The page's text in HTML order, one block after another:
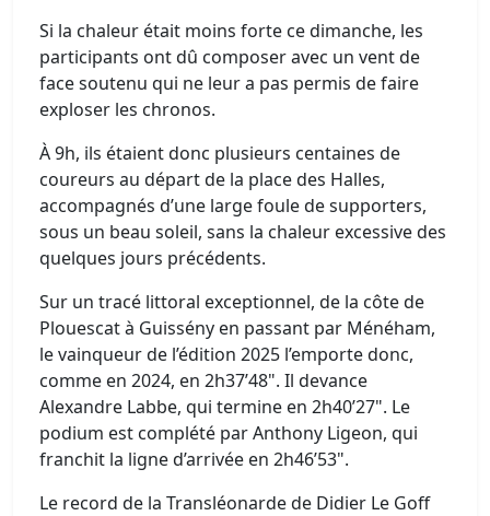
Si la chaleur était moins forte ce dimanche, les
participants ont dû composer avec un vent de
face soutenu qui ne leur a pas permis de faire
exploser les chronos.
À 9h, ils étaient donc plusieurs centaines de
coureurs au départ de la place des Halles,
accompagnés d’une large foule de supporters,
sous un beau soleil, sans la chaleur excessive des
quelques jours précédents.
Sur un tracé littoral exceptionnel, de la côte de
Plouescat à Guissény en passant par Ménéham,
le vainqueur de l’édition 2025 l’emporte donc,
comme en 2024, en 2h37’48". Il devance
Alexandre Labbe, qui termine en 2h40’27". Le
podium est complété par Anthony Ligeon, qui
franchit la ligne d’arrivée en 2h46’53".
Le record de la Transléonarde de Didier Le Goff